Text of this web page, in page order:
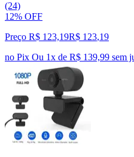
(24)
12% OFF
Preço R$ 123,19R$ 123,19
no Pix Ou 1x de R$ 139,99 sem